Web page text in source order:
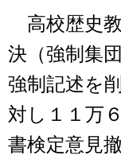
高校歴史
決（強制集
強制記述を
対し１１万
書検定意見